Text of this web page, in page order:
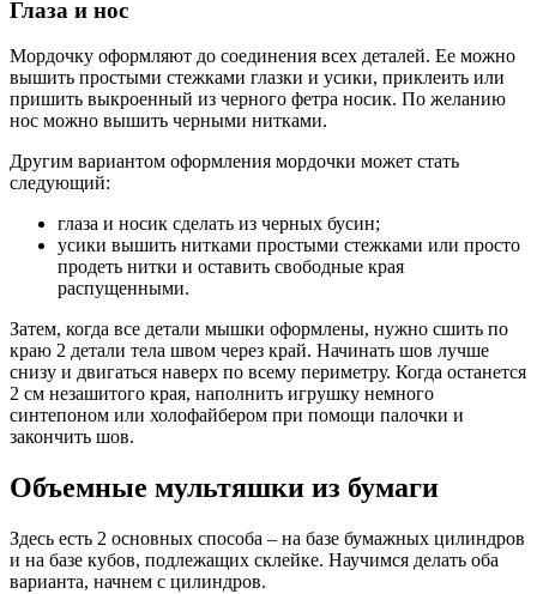
Глаза и нос
Мордочку оформляют до соединения всех деталей. Ее можно
вышить простыми стежками глазки и усики, приклеить или
пришить выкроенный из черного фетра носик. По желанию
нос можно вышить черными нитками.
Другим вариантом оформления мордочки может стать
следующий:
глаза и носик сделать из черных бусин;
усики вышить нитками простыми стежками или просто
продеть нитки и оставить свободные края
распущенными.
Затем, когда все детали мышки оформлены, нужно сшить по
краю 2 детали тела швом через край. Начинать шов лучше
снизу и двигаться наверх по всему периметру. Когда останется
2 см незашитого края, наполнить игрушку немного
синтепоном или холофайбером при помощи палочки и
закончить шов.
Объемные мультяшки из бумаги
Здесь есть 2 основных способа – на базе бумажных цилиндров
и на базе кубов, подлежащих склейке. Научимся делать оба
варианта, начнем с цилиндров.